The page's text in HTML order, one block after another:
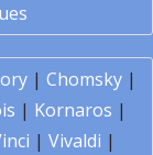
| Chomsky|
| Kornaros |
| Vivaldi |